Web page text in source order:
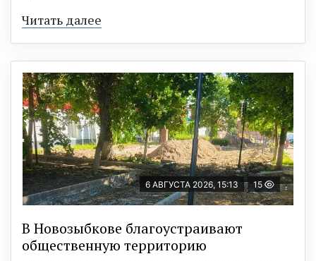
Читать далее
6 АВГУСТА 2026, 15:13 15
В Новозыбкове благоустраивают
общественную территорию